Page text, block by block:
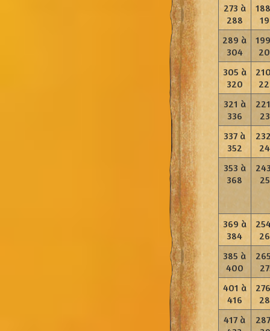
273 à
288
289 à
304
305 à
320
321 à
336
337 à
352
353 à
368
369 à
384
385 à
400
401 à
416
417 à